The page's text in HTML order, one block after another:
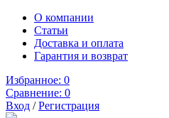
О компании
Статьи
Доставка и оплата
Гарантия и возврат
Избранное: 0
Сравнение: 0
Вход /Регистрация